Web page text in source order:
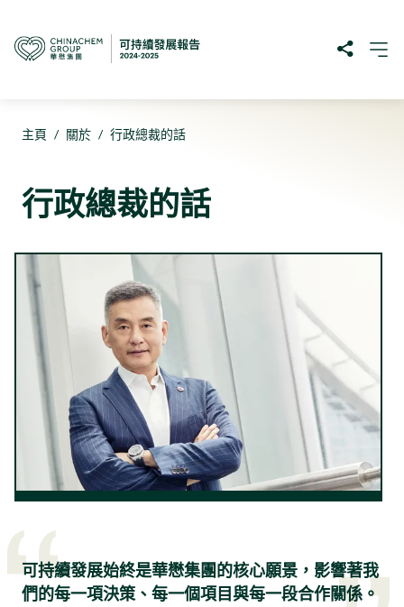
主頁 / 關於 / 行政總裁的話
行政總裁的話
可持續發展始終是華懋集團的核心願景，影響著我
們的每一項決策、每一個項目與每一段合作關係。